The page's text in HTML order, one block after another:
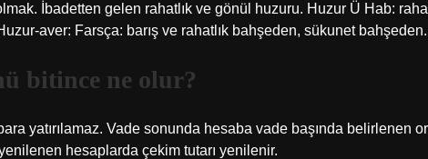
İbadetten gelen rahatlık ve gönül huzuru. Huzur Ü Hab:
aver: Farsça: barış ve rahatlık bahşeden, sükunet bahşeden.
bitince ne olur?
yatırılamaz. Vade sonunda hesaba vade başında belirlenen
hesaplarda çekim tutarı yenilenir.